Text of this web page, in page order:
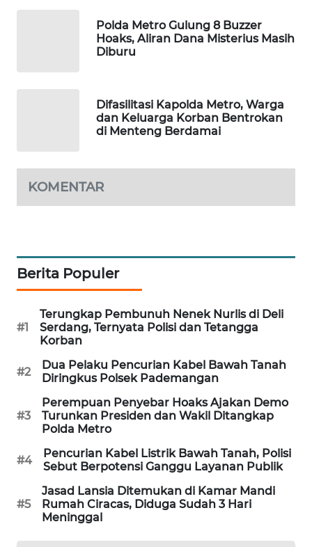
Polda Metro Gulung 8 Buzzer
Hoaks, Aliran Dana Misterius Masih
Diburu
Difasilitasi Kapolda Metro, Warga
dan Keluarga Korban Bentrokan
di Menteng Berdamai
KOMENTAR
Berita Populer
#1
Terungkap Pembunuh Nenek Nurlis di Deli
Serdang, Ternyata Polisi dan Tetangga
Korban
#2
Dua Pelaku Pencurian Kabel Bawah Tanah
Diringkus Polsek Pademangan
#3
Perempuan Penyebar Hoaks Ajakan Demo
Turunkan Presiden dan Wakil Ditangkap
Polda Metro
#4
Pencurian Kabel Listrik Bawah Tanah, Polisi
Sebut Berpotensi Ganggu Layanan Publik
#5
Jasad Lansia Ditemukan di Kamar Mandi
Rumah Ciracas, Diduga Sudah 3 Hari
Meninggal
UMKM
DESA
WISATA
LAPAK
WAHANA
Wahana
Network
KONSUMEN
LISTRIK
MASYARAKAT
WALINKI